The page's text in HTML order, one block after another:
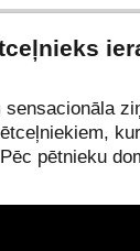
pētnieku